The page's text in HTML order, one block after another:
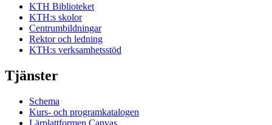
KTH Biblioteket
KTH:s skolor
Centrumbildningar
Rektor och ledning
KTH:s verksamhetsstöd
Tjänster
Schema
Kurs- och programkatalogen
Lärplattformen Canvas